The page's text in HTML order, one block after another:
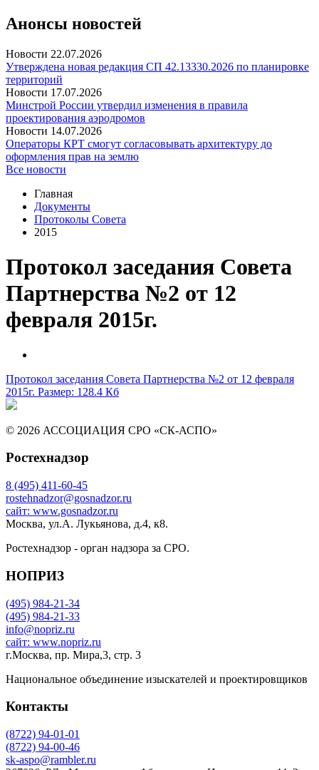
Анонсы новостей
Новости 22.07.2026
Утверждена новая редакция СП 42.13330.2026 по планировке
территорий
Новости 17.07.2026
Минстрой России утвердил изменения в правила
проектирования аэродромов
Новости 14.07.2026
Операторы КРТ смогут согласовывать архитектуру до
оформления прав на землю
Все новости
Главная
Документы
Протоколы Совета
2015
Протокол заседания Совета
Партнерства №2 от 12
февраля 2015г.
Протокол заседания Совета Партнерства №2 от 12 февраля
2015г. Размер: 128.4 Кб
© 2026 АССОЦИАЦИЯ СРО «СК-АСПО»
Ростехнадзор
8 (495) 411-60-45
rostehnadzor@gosnadzor.ru
сайт: www.gosnadzor.ru
Москва, ул.А. Лукьянова, д.4, к8.
Ростехнадзор - орган надзора за СРО.
НОПРИЗ
(495) 984-21-34
(495) 984-21-33
info@nopriz.ru
сайт: www.nopriz.ru
г.Москва, пр. Мира,3, стр. 3
Национальное объединение изыскателей и проектировщиков
Контакты
(8722) 94-01-01
(8722) 94-00-46
sk-aspo@rambler.ru